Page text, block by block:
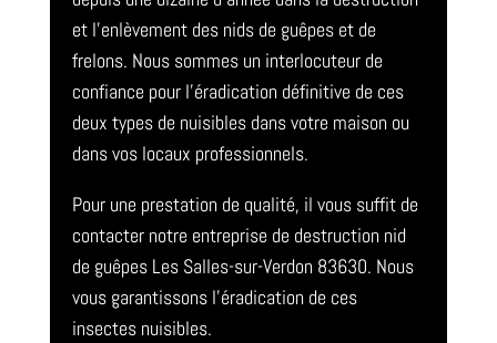
et l’enlèvement des nids de guêpes et de
frelons. Nous sommes un interlocuteur de
confiance pour l’éradication définitive de ces
deux types de nuisibles dans votre maison ou
dans vos locaux professionnels.
Pour une prestation de qualité, il vous suffit de
contacter notre entreprise de destruction nid
de guêpes Les Salles-sur-Verdon 83630. Nous
vous garantissons l’éradication de ces
insectes nuisibles.